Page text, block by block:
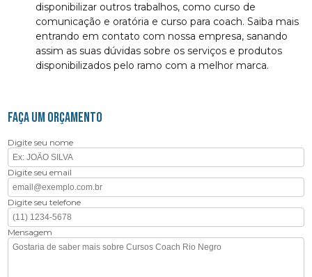
disponibilizar outros trabalhos, como curso de
comunicação e oratória e curso para coach. Saiba mais
entrando em contato com nossa empresa, sanando
assim as suas dúvidas sobre os serviços e produtos
disponibilizados pelo ramo com a melhor marca.
FAÇA UM ORÇAMENTO
Digite seu nome
Digite seu email
Digite seu telefone
Mensagem